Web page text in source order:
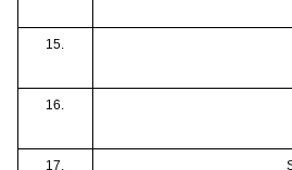
15.
16.
17.